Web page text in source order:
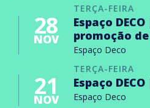
TERÇA-FEIRA
28
NOV
Espaço
promoção
Espaço Deco
TERÇA-FEIRA
21
NOV
Espaço
Espaço Deco